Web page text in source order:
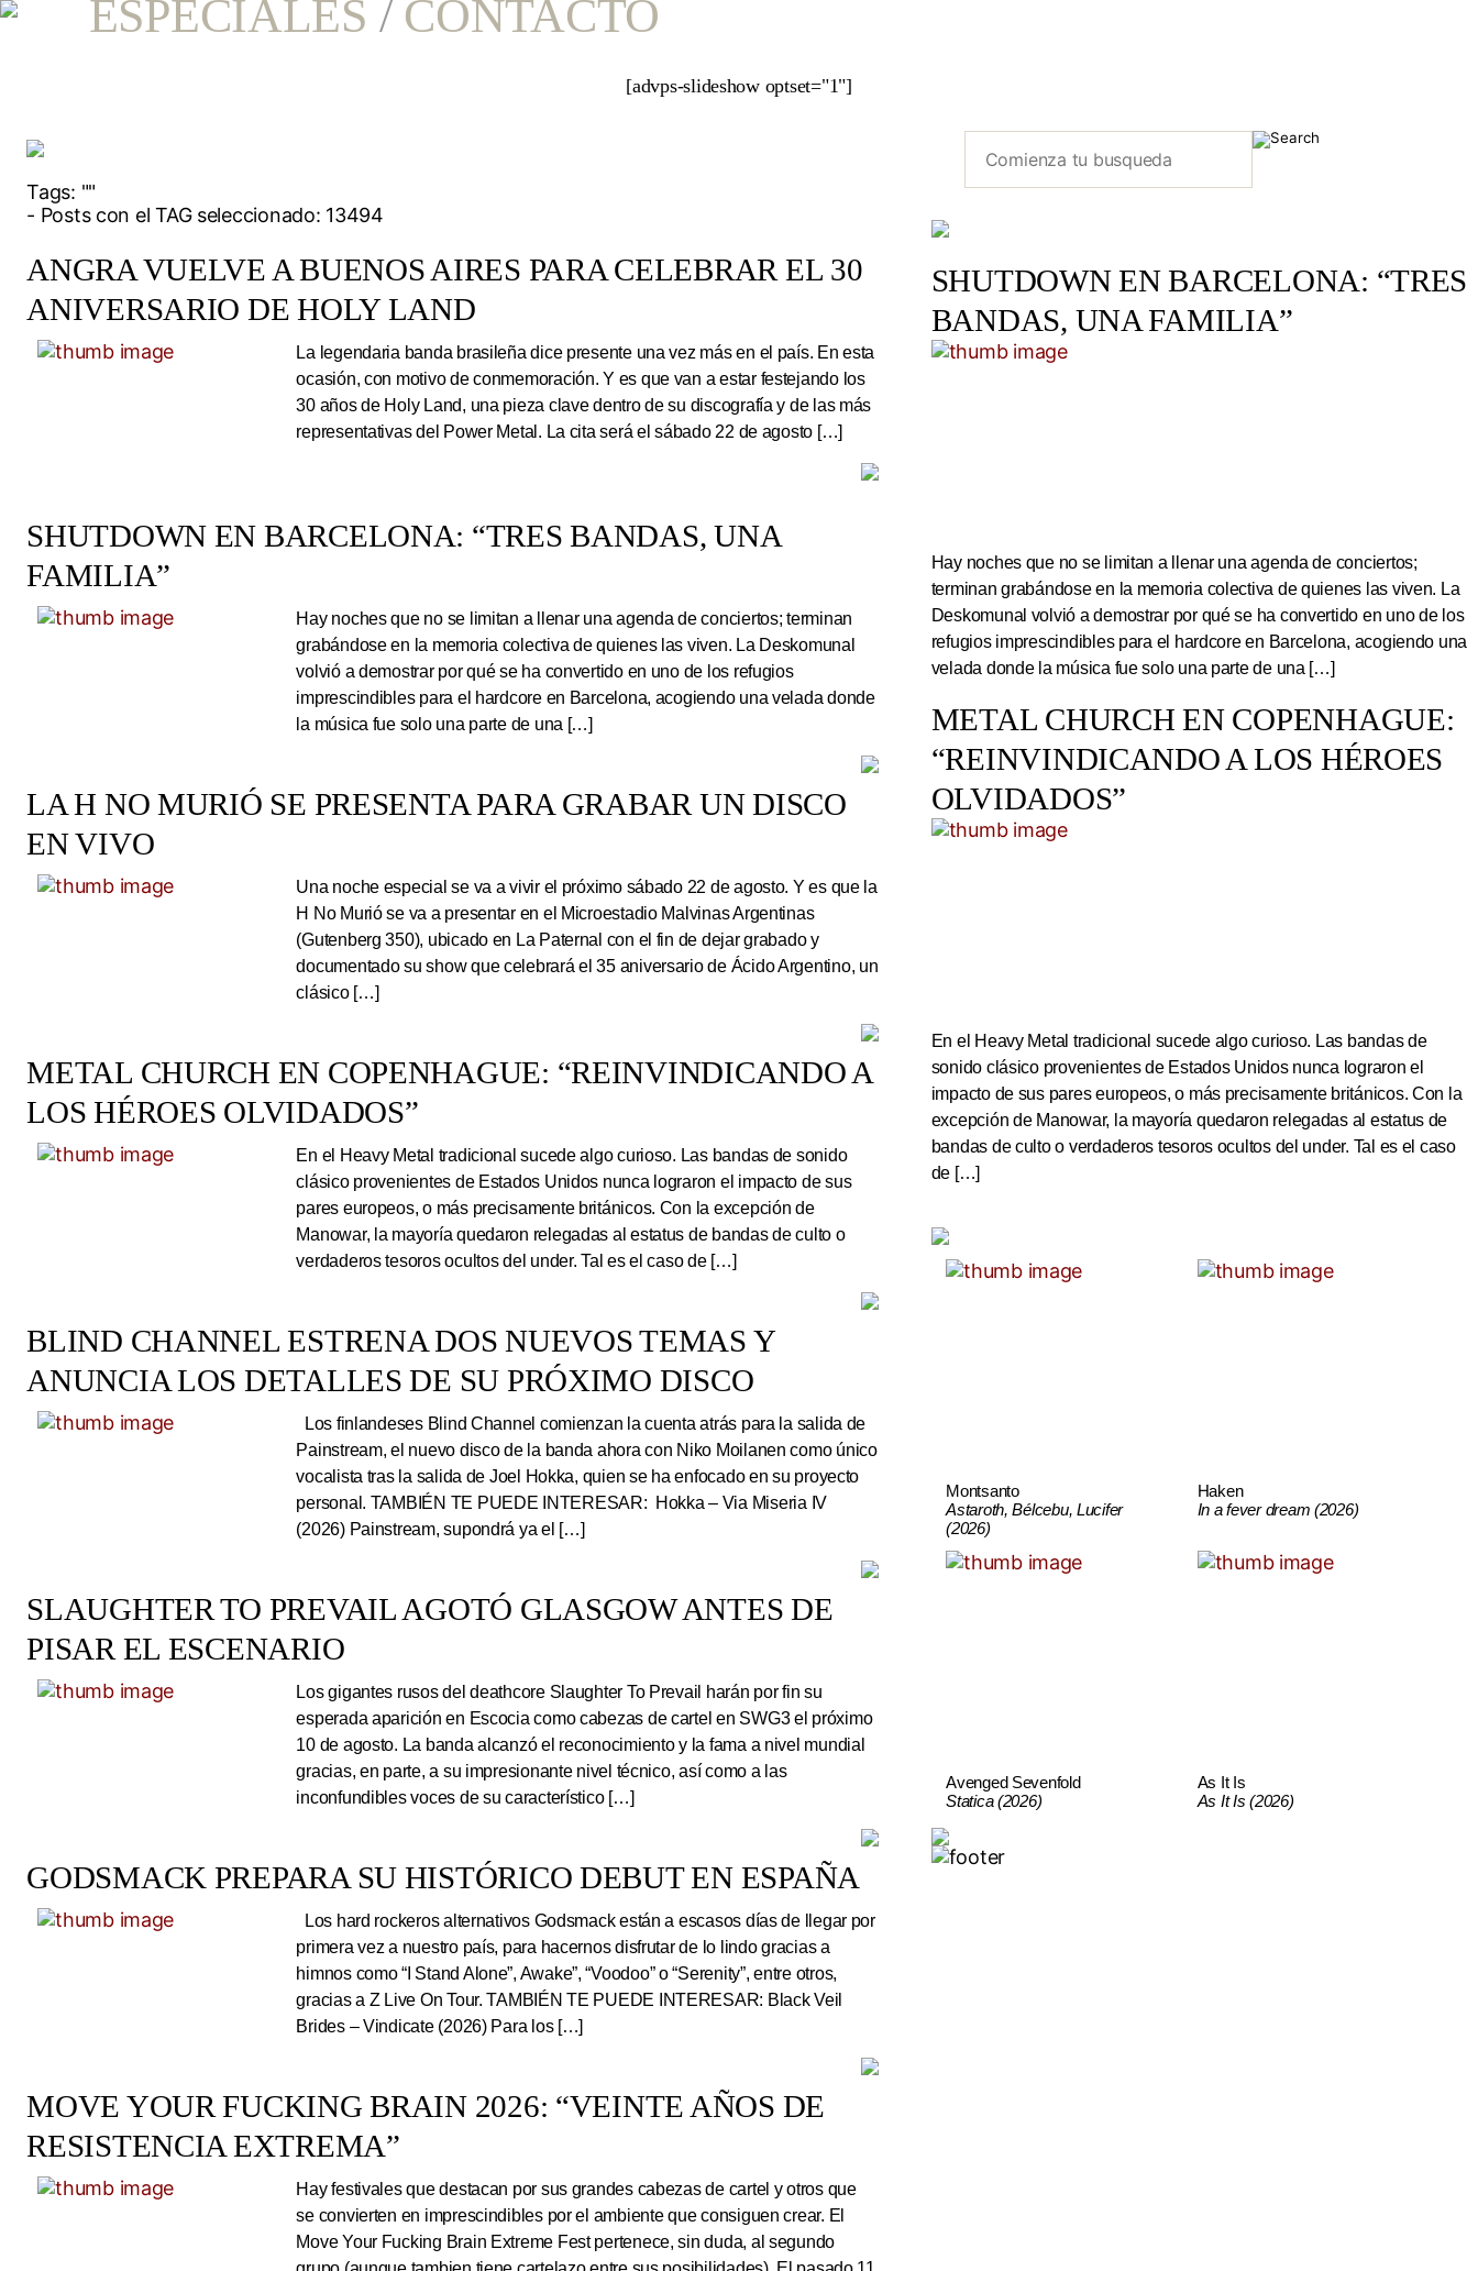
ESPECIALES / CONTACTO
[advps-slideshow optset="1"]
Tags: ""
- Posts con el TAG seleccionado: 13494
ANGRA VUELVE A BUENOS AIRES PARA CELEBRAR EL 30
ANIVERSARIO DE HOLY LAND
La legendaria banda brasileña dice presente una vez más en el país. En esta
ocasión, con motivo de conmemoración. Y es que van a estar festejando los
30 años de Holy Land, una pieza clave dentro de su discografía y de las más
representativas del Power Metal. La cita será el sábado 22 de agosto […]
SHUTDOWN EN BARCELONA: “TRES BANDAS, UNA
FAMILIA”
Hay noches que no se limitan a llenar una agenda de conciertos; terminan
grabándose en la memoria colectiva de quienes las viven. La Deskomunal
volvió a demostrar por qué se ha convertido en uno de los refugios
imprescindibles para el hardcore en Barcelona, acogiendo una velada donde
la música fue solo una parte de una […]
LA H NO MURIÓ SE PRESENTA PARA GRABAR UN DISCO
EN VIVO
Una noche especial se va a vivir el próximo sábado 22 de agosto. Y es que la
H No Murió se va a presentar en el Microestadio Malvinas Argentinas
(Gutenberg 350), ubicado en La Paternal con el fin de dejar grabado y
documentado su show que celebrará el 35 aniversario de Ácido Argentino, un
clásico […]
METAL CHURCH EN COPENHAGUE: “REINVINDICANDO A
LOS HÉROES OLVIDADOS”
En el Heavy Metal tradicional sucede algo curioso. Las bandas de sonido
clásico provenientes de Estados Unidos nunca lograron el impacto de sus
pares europeos, o más precisamente británicos. Con la excepción de
Manowar, la mayoría quedaron relegadas al estatus de bandas de culto o
verdaderos tesoros ocultos del under. Tal es el caso de […]
BLIND CHANNEL ESTRENA DOS NUEVOS TEMAS Y
ANUNCIA LOS DETALLES DE SU PRÓXIMO DISCO
Los finlandeses Blind Channel comienzan la cuenta atrás para la salida de
Painstream, el nuevo disco de la banda ahora con Niko Moilanen como único
vocalista tras la salida de Joel Hokka, quien se ha enfocado en su proyecto
personal. TAMBIÉN TE PUEDE INTERESAR: Hokka – Via Miseria IV
(2026) Painstream, supondrá ya el […]
SLAUGHTER TO PREVAIL AGOTÓ GLASGOW ANTES DE
PISAR EL ESCENARIO
Los gigantes rusos del deathcore Slaughter To Prevail harán por fin su
esperada aparición en Escocia como cabezas de cartel en SWG3 el próximo
10 de agosto. La banda alcanzó el reconocimiento y la fama a nivel mundial
gracias, en parte, a su impresionante nivel técnico, así como a las
inconfundibles voces de su característico […]
GODSMACK PREPARA SU HISTÓRICO DEBUT EN ESPAÑA
Los hard rockeros alternativos Godsmack están a escasos días de llegar por
primera vez a nuestro país, para hacernos disfrutar de lo lindo gracias a
himnos como “I Stand Alone”, Awake”, “Voodoo” o “Serenity”, entre otros,
gracias a Z Live On Tour. TAMBIÉN TE PUEDE INTERESAR: Black Veil
Brides – Vindicate (2026) Para los […]
MOVE YOUR FUCKING BRAIN 2026: “VEINTE AÑOS DE
RESISTENCIA EXTREMA”
Hay festivales que destacan por sus grandes cabezas de cartel y otros que
se convierten en imprescindibles por el ambiente que consiguen crear. El
Move Your Fucking Brain Extreme Fest pertenece, sin duda, al segundo
SHUTDOWN EN BARCELONA: “TRES
BANDAS, UNA FAMILIA”
Hay noches que no se limitan a llenar una agenda de conciertos;
terminan grabándose en la memoria colectiva de quienes las viven. La
Deskomunal volvió a demostrar por qué se ha convertido en uno de los
refugios imprescindibles para el hardcore en Barcelona, acogiendo una
velada donde la música fue solo una parte de una […]
METAL CHURCH EN COPENHAGUE:
“REINVINDICANDO A LOS HÉROES
OLVIDADOS”
En el Heavy Metal tradicional sucede algo curioso. Las bandas de
sonido clásico provenientes de Estados Unidos nunca lograron el
impacto de sus pares europeos, o más precisamente británicos. Con la
excepción de Manowar, la mayoría quedaron relegadas al estatus de
bandas de culto o verdaderos tesoros ocultos del under. Tal es el caso
de […]
Montsanto
Astaroth, Bélcebu, Lucifer
(2026)
Haken
In a fever dream (2026)
Avenged Sevenfold
Statica (2026)
As It Is
As It Is (2026)